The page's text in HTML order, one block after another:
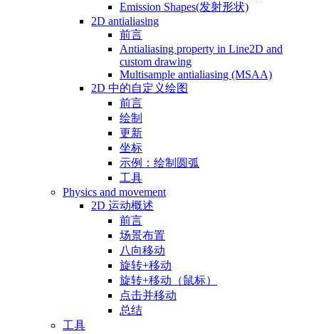
Emission Shapes(发射形状)
2D antialiasing
前言
Antialiasing property in Line2D and
custom drawing
Multisample antialiasing (MSAA)
2D 中的自定义绘图
前言
绘制
更新
坐标
示例：绘制圆弧
工具
Physics and movement
2D 运动概述
前言
场景布置
八向移动
旋转+移动
旋转+移动（鼠标）
点击并移动
总结
工具